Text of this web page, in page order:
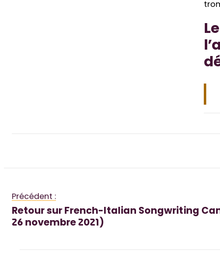
Précédent :
Retour sur French-Italian Songwriting
26 novembre 2021)